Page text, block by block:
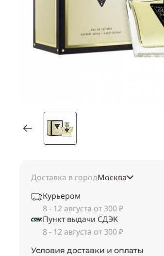
Доставка в городМосква
Курьером
8 - 12 августа от 300 ₽
Пункт выдачи СДЭК
8 - 12 августа от 300 ₽
Условия доставки и оплаты